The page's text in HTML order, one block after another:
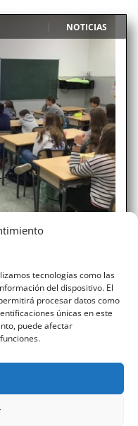
tecnologías como las
del dispositivo. El
procesar datos como
únicas en este
puede afectar
NOTICIAS
aulas de 6º Primaria
el consumo
dentro de las
los Objetivos